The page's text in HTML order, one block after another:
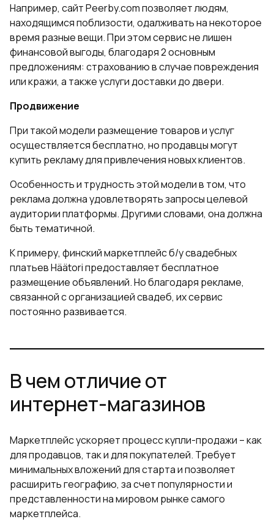
Например, сайт Peerby.com позволяет людям,
находящимся поблизости, одалживать на некоторое
время разные вещи. При этом сервис не лишен
финансовой выгоды, благодаря 2 основным
предложениям: страхованию в случае повреждения
или кражи, а также услуги доставки до двери.
Продвижение
При такой модели размещение товаров и услуг
осуществляется бесплатно, но продавцы могут
купить рекламу для привлечения новых клиентов.
Особенность и трудность этой модели в том, что
реклама должна удовлетворять запросы целевой
аудитории платформы. Другими словами, она должна
быть тематичной.
К примеру, финский маркетплейс б/у свадебных
платьев Häätori предоставляет бесплатное
размещение объявлений. Но благодаря рекламе,
связанной с организацией свадеб, их сервис
постоянно развивается.
В чем отличие от
интернет-магазинов
Маркетплейс ускоряет процесс купли-продажи – как
для продавцов, так и для покупателей. Требует
минимальных вложений для старта и позволяет
расширить географию, за счет популярности и
представленности на мировом рынке самого
маркетплейса.